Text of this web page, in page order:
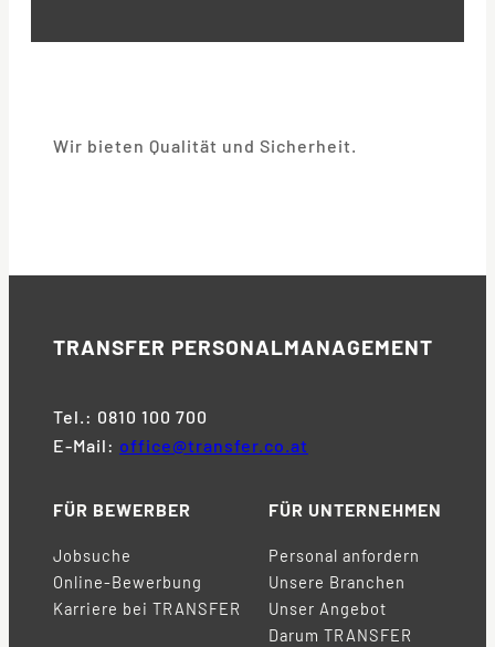
Wir bieten Qualität und Sicherheit.
TRANSFER PERSONALMANAGEMENT
Tel.: 0810 100 700
E-Mail: office@transfer.co.at
FÜR BEWERBER
Jobsuche
Online-Bewerbung
Karriere bei TRANSFER
FÜR UNTERNEHMEN
Personal anfordern
Unsere Branchen
Unser Angebot
Darum TRANSFER